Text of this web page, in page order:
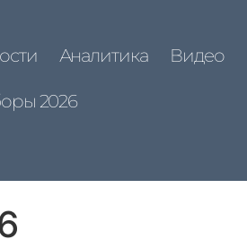
Аналитика Видео
2026